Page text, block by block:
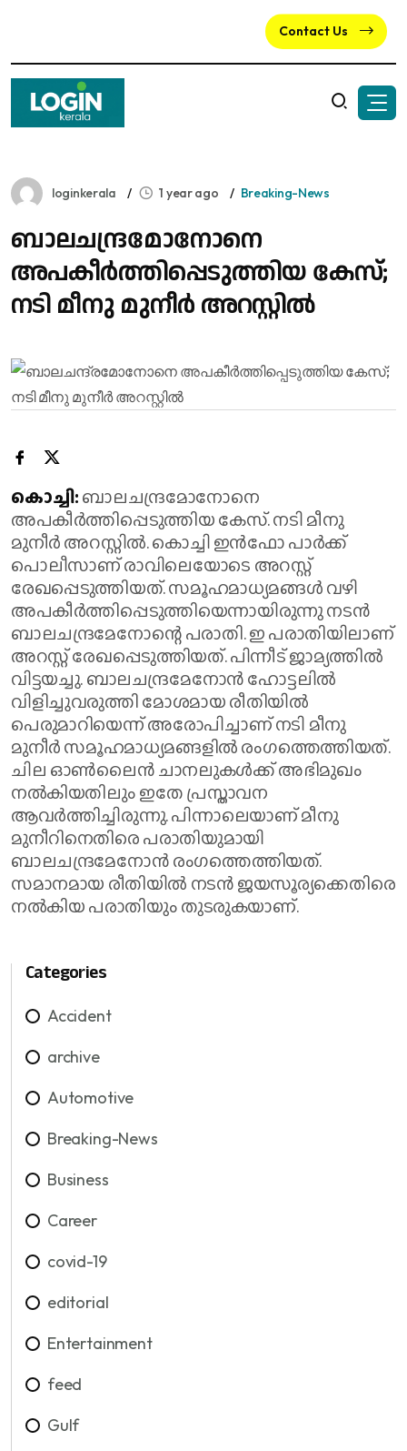
Contact Us
loginkerala 1 year ago Breaking-News
ബാലചന്ദ്രമോനോനെ
അപകീർത്തിപ്പെടുത്തിയ കേസ്;
നടി മീനു മുനീർ അറസ്റ്റിൽ
കൊച്ചി:ബാലചന്ദ്രമോനോനെ
അപകീർത്തിപ്പെടുത്തിയ കേസ്. നടി മീനു
മുനീർ അറസ്റ്റിൽ. കൊച്ചി ഇൻഫോ പാർക്ക്
പൊലീസാണ് രാവിലെയോടെ അറസ്റ്റ്
രേഖപ്പെടുത്തിയത്. സമൂഹമാധ്യമങ്ങൾ വഴി
അപകീർത്തിപ്പെടുത്തിയെന്നായിരുന്നു നടൻ
ബാലചന്ദ്രമേനോന്റെ പരാതി. ഇ പരാതിയിലാണ്
അറസ്റ്റ് രേഖപ്പെടുത്തിയത്. പിന്നീട് ജാമ്യത്തിൽ
വിട്ടയച്ചു. ബാലചന്ദ്രമേനോൻ ഹോട്ടലിൽ
വിളിച്ചുവരുത്തി മോശമായ രീതിയിൽ
പെരുമാറിയെന്ന് അരോപിച്ചാണ് നടി മീനു
മുനീർ സമൂഹമാധ്യമങ്ങളിൽ രം​ഗത്തെത്തിയത്.
ചില ഓൺലൈൻ ചാനലുകൾക്ക് അഭിമുഖം
നൽകിയതിലും ഇതേ പ്രസ്താവന
ആവർത്തിച്ചിരുന്നു. പിന്നാലെയാണ് മീനു
മുനീറിനെതിരെ പരാതിയുമായി
ബാലചന്ദ്രമേനോൻ രം​ഗത്തെത്തിയത്.
സമാനമായ രീതിയിൽ നടൻ ജയസൂര്യക്കെതിരെ
നൽകിയ പരാതിയും തുടരുകയാണ്.
Categories
Accident
archive
Automotive
Breaking-News
Business
Career
covid-19
editorial
Entertainment
feed
Gulf